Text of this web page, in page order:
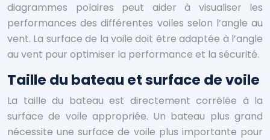
diagrammes polaires peut aider à visualiser les
performances des différentes voiles selon l’angle au
vent. La surface de la voile doit être adaptée à l’angle
au vent pour optimiser la performance et la sécurité.
Taille du bateau et surface de voile
La taille du bateau est directement corrélée à la
surface de voile appropriée. Un bateau plus grand
nécessite une surface de voile plus importante pour